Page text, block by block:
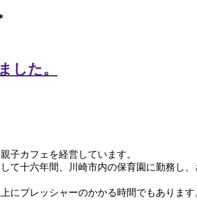
子カフェを経営しています。
て十六年間、川崎市内の保育園に勤務し
にプレッシャーのかかる時間でもありま